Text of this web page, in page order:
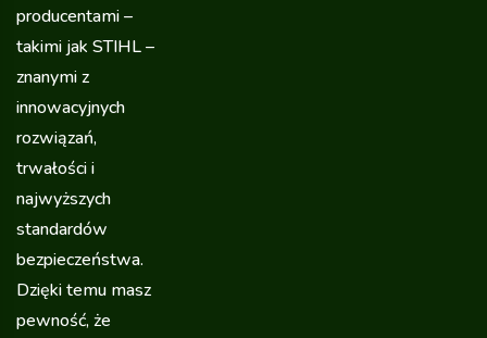
producentami –
takimi jak STIHL –
znanymi z
innowacyjnych
rozwiązań,
trwałości i
najwyższych
standardów
bezpieczeństwa.
Dzięki temu masz
pewność, że